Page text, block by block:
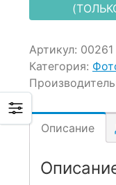
Артикул: 00261
Категория:
Описание